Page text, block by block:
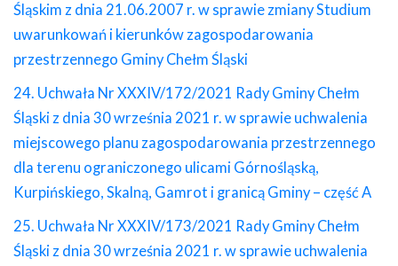
Śląskim z dnia 21.06.2007 r. w sprawie zmiany Studium
uwarunkowań i kierunków zagospodarowania
przestrzennego Gminy Chełm Śląski
24. Uchwała Nr XXXIV/172/2021 Rady Gminy Chełm
Śląski z dnia 30 września 2021 r. w sprawie uchwalenia
miejscowego planu zagospodarowania przestrzennego
dla terenu ograniczonego ulicami Górnośląską,
Kurpińskiego, Skalną, Gamrot i granicą Gminy – część A
25. Uchwała Nr XXXIV/173/2021 Rady Gminy Chełm
Śląski z dnia 30 września 2021 r. w sprawie uchwalenia